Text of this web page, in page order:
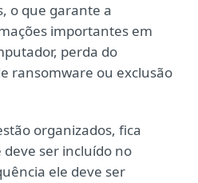
o que garante a
importantes em
perda do
ransomware ou exclusão
organizados, fica
deve ser incluído no
ele deve ser